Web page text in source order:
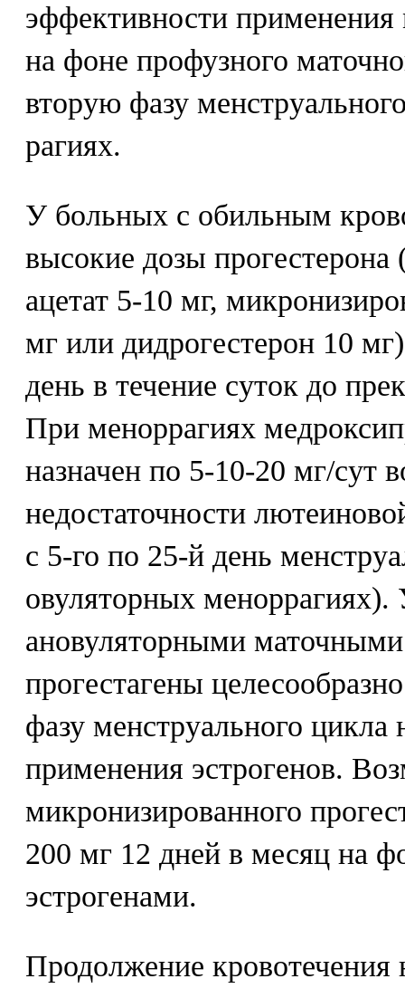
эффективности применения
на фоне профузного
вторую фазу
рагиях.
У больных с обильным
высокие дозы прогестерона
ацетат 5-10 мг,
мг или дидрогестерон 10
день в течение суток до
При меноррагиях
назначен по 5-10-20 мг/сут
недостаточности
с 5-го по 25-й день
овуляторных
ановуляторными
прогестагены
фазу менструального цикла
применения эстрогенов.
микронизированного
200 мг 12 дней в месяц на
эстрогенами.
Продолжение кровотечения